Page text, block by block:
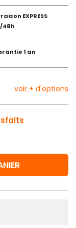
EXPRESS
48h
1 an
voir + d'options